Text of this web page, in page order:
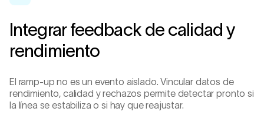
Integrar feedback de calidad y
rendimiento
El ramp-up no es un evento aislado. Vincular datos de
rendimiento, calidad y rechazos permite detectar pronto si
la línea se estabiliza o si hay que reajustar.